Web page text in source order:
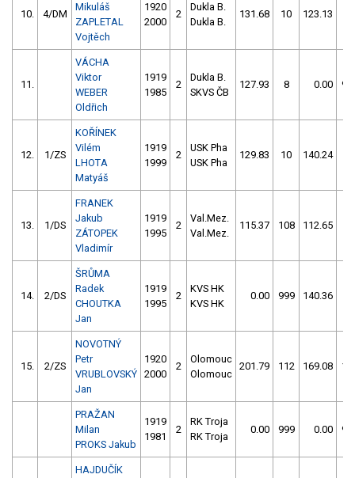
10. 4/DM
Mikuláš
ZAPLETAL
Vojtěch
1920
2000
2
Dukla B.
Dukla B.
131.68 10 123.13
11.
VÁCHA
Viktor
WEBER
Oldřich
1919
1985
2
Dukla B.
SKVS ČB
127.93 8 0.00
12. 1/ZS
KOŘÍNEK
Vilém
LHOTA
Matyáš
1919
1999
2
USK Pha
USK Pha
129.83 10 140.24
13. 1/DS
FRANEK
Jakub
ZÁTOPEK
Vladimír
1919
1995
2
Val.Mez.
Val.Mez.
115.37 108 112.65
14. 2/DS
ŠRŮMA
Radek
CHOUTKA
Jan
1919
1995
2
KVS HK
KVS HK
0.00 999 140.36
15. 2/ZS
NOVOTNÝ
Petr
VRUBLOVSKÝ
Jan
1920
2000
2
Olomouc
Olomouc
201.79 112 169.08
PRAŽAN
Milan
PROKS Jakub
1919
1981
2
RK Troja
RK Troja
0.00 999 0.00
HAJDUČÍK